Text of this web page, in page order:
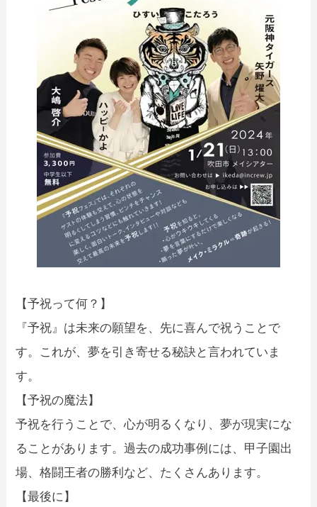
【予祝って何？】
『予祝』は未来の願望を、先に喜んで祝うことで
す。これが、夢を引き寄せる秘訣と言われていま
す。
【予祝の魔法】
予祝を行うことで、心が明るくなり、夢が現実にな
ることがあります。過去の成功事例には、甲子園出
場、格闘王者の勝利など、たくさんあります。
【最後に】